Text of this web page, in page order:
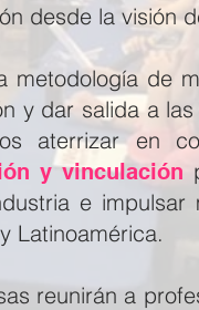
desde la visión
metodología de
y dar salida a
aterrizar en
y vinculación
e impulsar
Latinoamérica.
reunirán a